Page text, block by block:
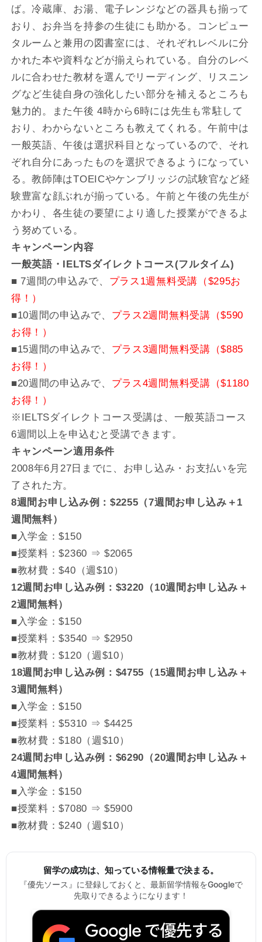
ば。冷蔵庫、お湯、電子レンジなどの器具も揃って
おり、お弁当を持参の生徒にも助かる。コンピュー
タルームと兼用の図書室には、それぞれレベルに分
かれた本や資料などが揃えられている。自分のレベ
ルに合わせた教材を選んでリーディング、リスニン
グなど生徒自身の強化したい部分を補えるところも
魅力的。また午後 4時から6時には先生も常駐して
おり、わからないところも教えてくれる。午前中は
一般英語、午後は選択科目となっているので、それ
ぞれ自分にあったものを選択できるようになってい
る。教師陣はTOEICやケンブリッジの試験官など経
験豊富な顔ぶれが揃っている。午前と午後の先生が
かわり、各生徒の要望により適した授業ができるよ
う努めている。
キャンペーン内容
一般英語・IELTSダイレクトコース(フルタイム)
■ 7週間の申込みで、 プラス1週無料受講（$295お
得！）
■10週間の申込みで、 プラス2週間無料受講（$590
お得！）
■15週間の申込みで、 プラス3週間無料受講（$885
お得！）
■20週間の申込みで、 プラス4週間無料受講（$1180
お得！）
※IELTSダイレクトコース受講は、一般英語コース
6週間以上を申込むと受講できます。
キャンペーン適用条件
2008年6月27日までに、お申し込み・お支払いを完
了された方。
8週間お申し込み例：$2255（7週間お申し込み＋1
週間無料）
■入学金：$150
■授業料：$2360 ⇒ $2065
■教材費：$40（週$10）
12週間お申し込み例：$3220（10週間お申し込み＋
2週間無料）
■入学金：$150
■授業料：$3540 ⇒ $2950
■教材費：$120（週$10）
18週間お申し込み例：$4755（15週間お申し込み＋
3週間無料）
■入学金：$150
■授業料：$5310 ⇒ $4425
■教材費：$180（週$10）
24週間お申し込み例：$6290（20週間お申し込み＋
4週間無料）
■入学金：$150
■授業料：$7080 ⇒ $5900
■教材費：$240（週$10）
留学の成功は、知っている情報量で決まる。
『優先ソース』に登録しておくと、最新留学情報をGoogleで
先取りできるようになります！